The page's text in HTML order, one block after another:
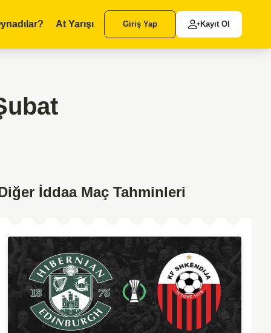
At Yarışı Giriş Yap Kayıt Ol
İddaa Maç Tahminleri